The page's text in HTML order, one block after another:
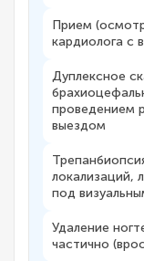
Прием
кардиолога с
Дуплексное
проведением
выездом
локализаций,
под
Удаление
частично